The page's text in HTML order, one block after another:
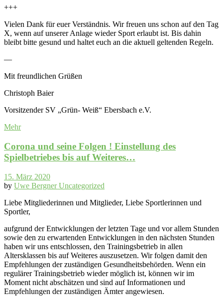
+++
Vielen Dank für euer Verständnis. Wir freuen uns schon auf den Tag
X, wenn auf unserer Anlage wieder Sport erlaubt ist. Bis dahin
bleibt bitte gesund und haltet euch an die aktuell geltenden Regeln.
—
Mit freundlichen Grüßen
Christoph Baier
Vorsitzender SV „Grün- Weiß“ Ebersbach e.V.
Mehr
Corona und seine Folgen ! Einstellung des
Spielbetriebes bis auf Weiteres…
15. März 2020
by Uwe BergnerUncategorized
Liebe Mitgliederinnen und Mitglieder, Liebe Sportlerinnen und
Sportler,
aufgrund der Entwicklungen der letzten Tage und vor allem Stunden
sowie den zu erwartenden Entwicklungen in den nächsten Stunden
haben wir uns entschlossen, den Trainingsbetrieb in allen
Altersklassen bis auf Weiteres auszusetzen. Wir folgen damit den
Empfehlungen der zuständigen Gesundheitsbehörden. Wenn ein
regulärer Trainingsbetrieb wieder möglich ist, können wir im
Moment nicht abschätzen und sind auf Informationen und
Empfehlungen der zuständigen Ämter angewiesen.